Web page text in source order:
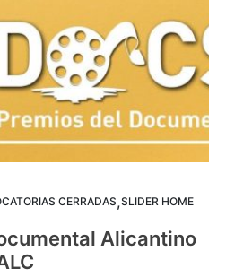
CERRADAS,SLIDER HOME
Alicantino